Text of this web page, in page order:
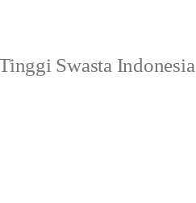
Swasta Indonesia